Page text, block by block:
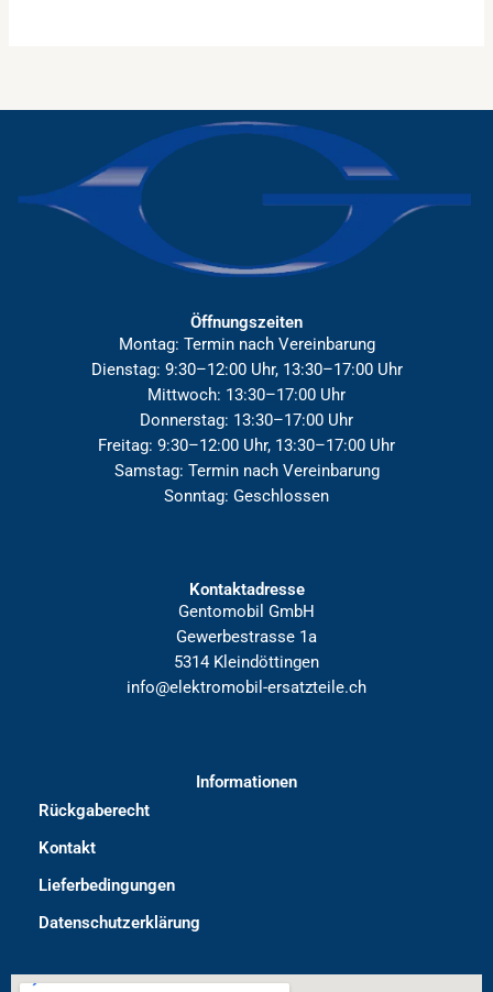
Öffnungszeiten
Montag: Termin nach Vereinbarung
Dienstag: 9:30–12:00 Uhr, 13:30–17:00 Uhr
Mittwoch: 13:30–17:00 Uhr
Donnerstag: 13:30–17:00 Uhr
Freitag: 9:30–12:00 Uhr, 13:30–17:00 Uhr
Samstag: Termin nach Vereinbarung
Sonntag: Geschlossen
Kontaktadresse
Gentomobil GmbH
Gewerbestrasse 1a
5314 Kleindöttingen
info@elektromobil-ersatzteile.ch
Informationen
Rückgaberecht
Kontakt
Lieferbedingungen
Datenschutzerklärung